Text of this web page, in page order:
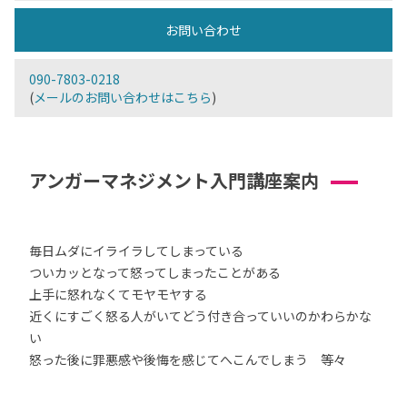
お問い合わせ
090-7803-0218
(メールのお問い合わせはこちら)
アンガーマネジメント入門講座案内
毎日ムダにイライラしてしまっている
ついカッとなって怒ってしまったことがある
上手に怒れなくてモヤモヤする
近くにすごく怒る人がいてどう付き合っていいのかわらかな
い
怒った後に罪悪感や後悔を感じてへこんでしまう 等々